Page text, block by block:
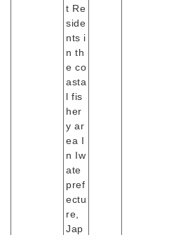
t Re
side
nts i
n th
e co
asta
l fis
her
y ar
ea I
n Iw
ate
pref
ectu
re,
Jap